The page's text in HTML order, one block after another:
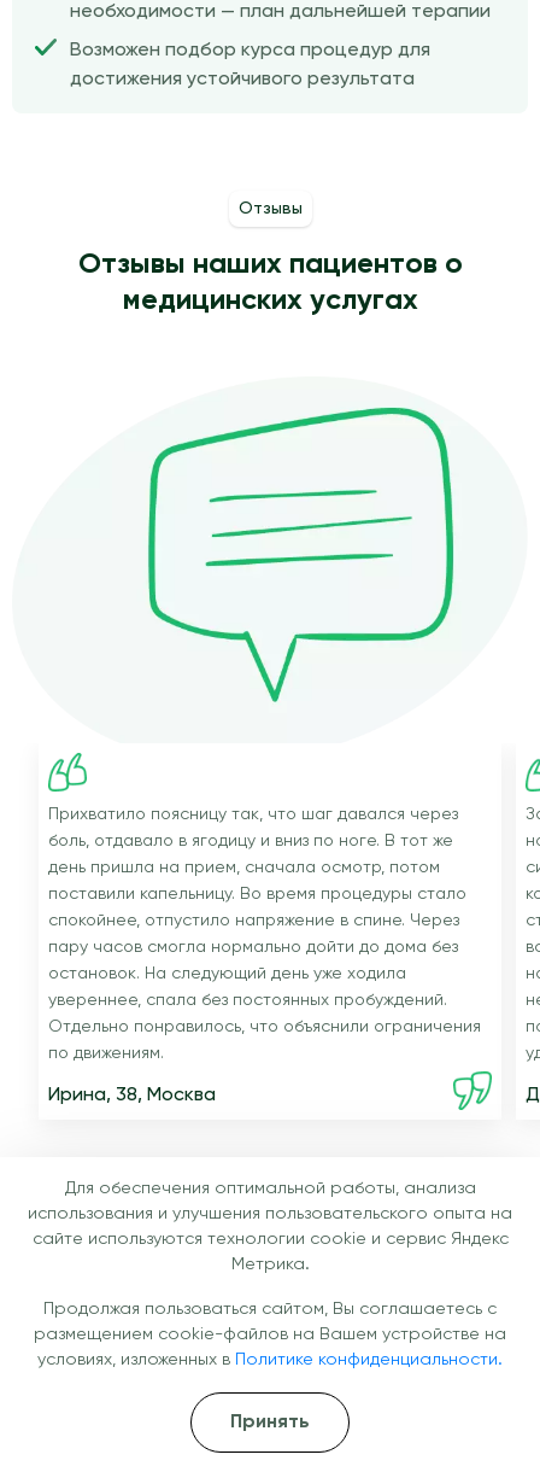
необходимости — план дальнейшей терапии
Возможен подбор курса процедур для
достижения устойчивого результата
Отзывы
Отзывы наших пациентов о
медицинских услугах
Прихватило поясницу так, что шаг давался через
боль, отдавало в ягодицу и вниз по ноге. В тот же
день пришла на прием, сначала осмотр, потом
поставили капельницу. Во время процедуры стало
спокойнее, отпустило напряжение в спине. Через
пару часов смогла нормально дойти до дома без
остановок. На следующий день уже ходила
увереннее, спала без постоянных пробуждений.
Отдельно понравилось, что объяснили ограничения
по движениям.
Ирина, 38, Москва
Специалисты
результате
Для обеспечения оптимальной работы, анализа
использования и улучшения пользовательского опыта на
сайте используются технологии cookie и сервис Яндекс
Метрика.
Продолжая пользоваться сайтом, Вы соглашаетесь с
размещением cookie-файлов на Вашем устройстве на
условиях, изложенных в
Политике конфиденциальности.
Принять